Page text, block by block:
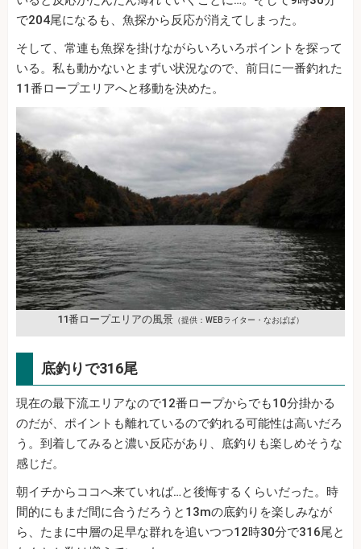
で204尾になるも、魚探から反応が消えてしまった。
そして、常連も魚探を掛けながらいろいろポイントを探って
いる。私も動かないとまずい状況なので、前日に一番釣れた
11番ロープエリアへと移動を決めた。
11番ロープエリアの風景 （提供：WEBライター・なおぱぱ）
底釣りで316尾
現在の最下流エリアなので12番ロープからでも10分掛かる
のだが、ポイントも離れているので釣れる可能性は高いだろ
う。到着してみると濃い反応があり、底釣りも楽しめそうな
感じだ。
朝イチからココへ来ていれば…と後悔するくらいだった。時
間的にもまだ間に合うだろうと13mの底釣りを楽しみなが
ら、たまに中層の足早な群れを追いつつ12時30分で316尾と